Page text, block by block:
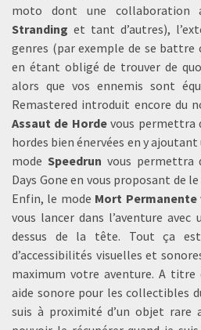
moto dont une collaboration
Stranding et tant d’autres),
genres (par exemple de se
en étant obligé de trouver de
alors que vos ennemis sont
Remastered introduit encore du
Assaut de Hordevous permettra
hordes bien énervées en y
mode Speedrun vous permettra
Days Gone en vous proposant de
Enfin, le mode Mort Permanente
vous lancer dans l’aventure avec
dessus de la tête. Tout ça
d’accessibilités visuelles et
maximum votre aventure. A titre
aide sonore pour les collectibles
suis à proximité d’un objet rare